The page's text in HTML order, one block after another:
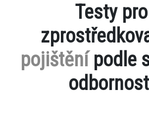
Testy pro
pojištěnípodle